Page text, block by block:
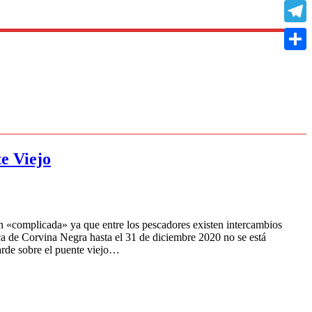
Viejo
ya que entre los pescadores existen intercambios
de Corvina Negra hasta el 31 de diciembre 2020 no se está
sobre el puente viejo…
Copy
Link